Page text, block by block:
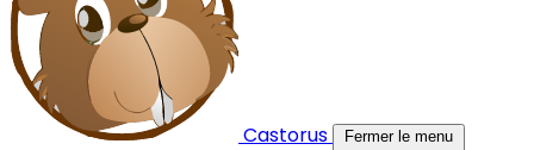
Castorus Fermer le menu